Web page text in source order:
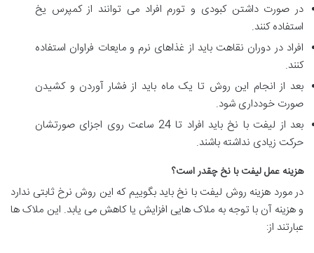
در صورت داشتن کبودی و تورم افراد می توانند از کمپرس یخ
استفاده کنند.
افراد در دوران نقاهت باید از غذاهای نرم و مایعات فراوان استفاده
کنند.
بعد از انجام این روش تا یک ماه باید از فشار آوردن و کشیدن
صورت خودداری شود.
بعد از لیفت با نخ باید افراد تا 24 ساعت روی اجزای صورتشان
حرکت زیادی نداشته باشند.
هزینه عمل لیفت با نخ چقدر است؟
در مورد هزینه روش لیفت با نخ باید بگوییم که این روش نرخ ثابتی ندارد
و هزینه آن با توجه به ملاک هایی افزایش یا کاهش می یابد. این ملاک ها
عبارتند از: